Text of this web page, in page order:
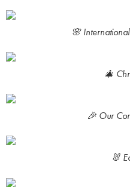
🌸
🎄
🎉 Our
🐰